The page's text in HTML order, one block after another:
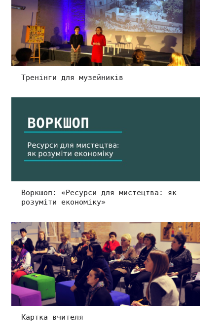
Тренінги для музейників
Воркшоп: «Ресурси для мистецтва: як
розуміти економіку»
Картка вчителя